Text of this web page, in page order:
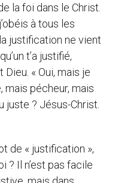
la foi dans le Christ.
à tous les
justification ne vient
t’a justifié,
Dieu. « Oui, mais je
mais pécheur, mais
juste ? Jésus-Christ.
de « justification »,
? Il n’est pas facile